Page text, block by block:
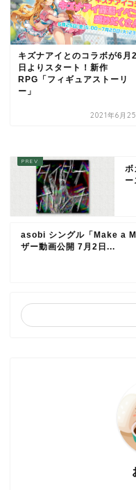
キズナアイとのコラボが6月
日よりスタート！新作
RPG「フィギュアストーリ
ー」
2021年6月
asobi シングル「Make a
ザー動画公開 7月2日...